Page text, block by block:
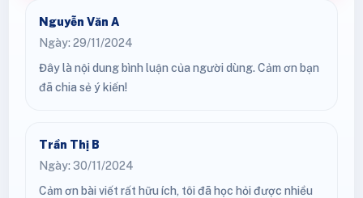
Nguyễn Văn A
Ngày: 29/11/2024
Đây là nội dung bình luận của người dùng. Cảm ơn bạn
đã chia sẻ ý kiến!
Trần Thị B
Ngày: 30/11/2024
Cảm ơn bài viết rất hữu ích, tôi đã học hỏi được nhiều